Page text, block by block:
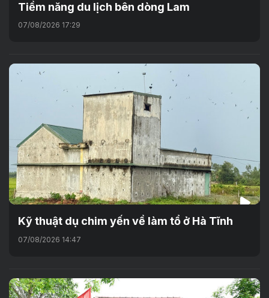
Tiềm năng du lịch bên dòng Lam
07/08/2026 17:29
Kỹ thuật dụ chim yến về làm tổ ở Hà Tĩnh
07/08/2026 14:47